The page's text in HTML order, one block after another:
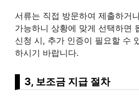
서류는 직접 방문하여 제출하거
가능하니 상황에 맞게 선택하면
신청 시, 추가 인증이 필요할 수
하시기 바랍니다.
3, 보조금 지급 절차